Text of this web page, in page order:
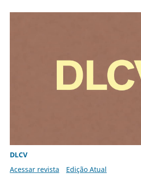
DLCV
Acessar revista
Edição Atual